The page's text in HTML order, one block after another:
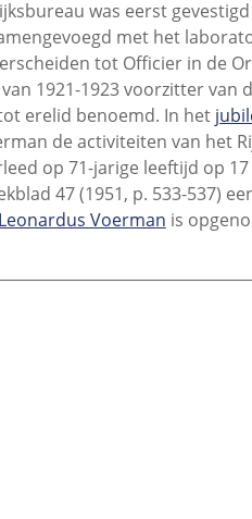
was eerst
met het
tot Officier in de
1921-1923 voorzitter van
erelid benoemd. In het
de activiteiten van het
op 71-jarige leeftijd op
47 (1951, p. 533-537)
Voerman is